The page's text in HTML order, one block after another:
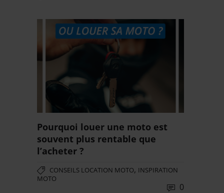
Pourquoi louer une moto est
souvent plus rentable que
l’acheter ?
CONSEILS LOCATION MOTO, INSPIRATION
MOTO
0